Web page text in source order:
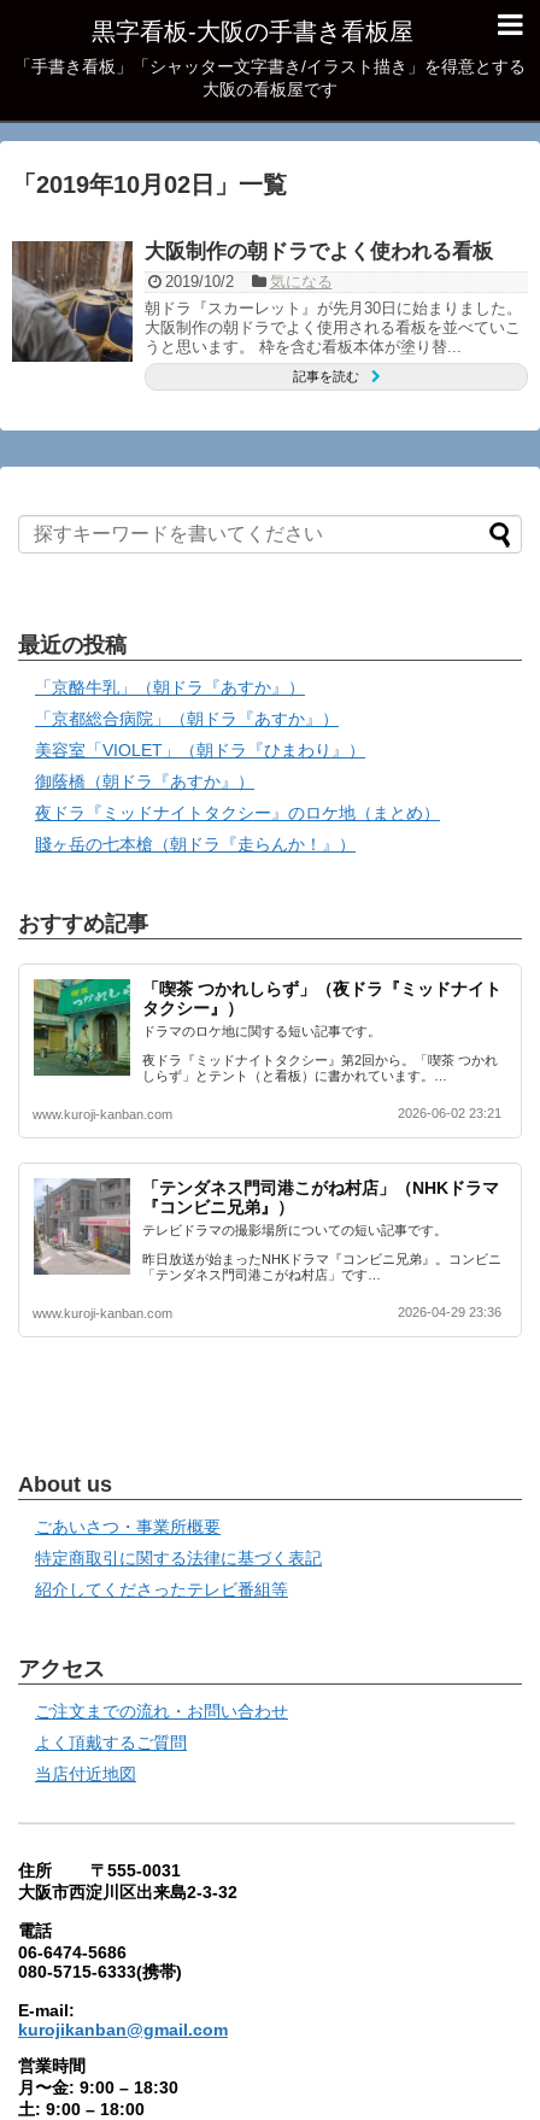
黒字看板‐大阪の手書き看板屋
「手書き看板」「シャッター文字書き/イラスト描き」を得意とする
大阪の看板屋です
「 2019年10月02日 」 一覧
大阪制作の朝ドラでよく使われる看板
2019/10/2
気になる
朝ドラ『スカーレット』が先月30日に始まりました。
大阪制作の朝ドラでよく使用される看板を並べていこ
うと思います。 枠を含む看板本体が塗り替...
記事を読む
最近の投稿
「京酪牛乳」（朝ドラ『あすか』）
「京都総合病院」（朝ドラ『あすか』）
美容室「VIOLET」（朝ドラ『ひまわり』）
御蔭橋（朝ドラ『あすか』）
夜ドラ『ミッドナイトタクシー』のロケ地（まとめ）
賤ヶ岳の七本槍（朝ドラ『走らんか！』）
おすすめ記事
「喫茶 つかれしらず」（夜ドラ『ミッドナイト
タクシー』）
ドラマのロケ地に関する短い記事です。
夜ドラ『ミッドナイトタクシー』第2回から。「喫茶 つかれ
しらず」とテント（と看板）に書かれています。…
www.kuroji-kanban.com 2026-06-02 23:21
「テンダネス門司港こがね村店」（NHKドラマ
『コンビニ兄弟』）
テレビドラマの撮影場所についての短い記事です。
昨日放送が始まったNHKドラマ『コンビニ兄弟』。コンビニ
「テンダネス門司港こがね村店」です…
www.kuroji-kanban.com 2026-04-29 23:36
About us
ごあいさつ・事業所概要
特定商取引に関する法律に基づく表記
紹介してくださったテレビ番組等
アクセス
ご注文までの流れ・お問い合わせ
よく頂戴するご質問
当店付近地図
住所 〒555-0031
大阪市西淀川区出来島2-3-32
電話
06-6474-5686
080-5715-6333(携帯)
E-mail:
kurojikanban@gmail.com
営業時間
月〜金: 9:00 – 18:30
土: 9:00 – 18:00